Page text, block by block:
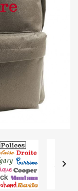
